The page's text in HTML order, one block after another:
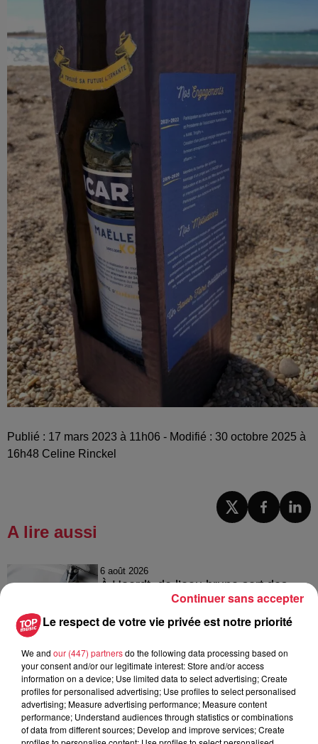
Publié : 17 mars 2023 à 11h06 - Modifié : 30 octobre 2025 à
16h48 Celine Rinckel
A lire aussi
6 août 2026
À Hoerdt, de l’eau brune sort des
6 août 2026
Tags antisémites à Strasbourg :
Catherine Trautmann réagit
Le respect de votre vie privée est notre priorité
We and our (447) partnersdo the following data processing based on
your consent and/or our legitimate interest: Store and/or access
information on a device; Use limited data to select advertising; Create
profiles for personalised advertising; Use profiles to select personalised
advertising; Measure advertising performance; Measure content
performance; Understand audiences through statistics or combinations
of data from different sources; Develop and improve services; Create
Continuer sans accepter